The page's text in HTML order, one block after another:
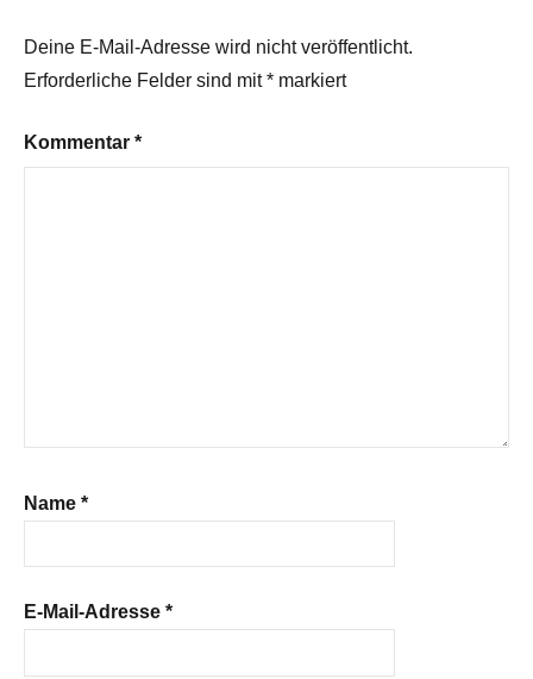
Deine E-Mail-Adresse wird nicht veröffentlicht.
Erforderliche Felder sind mit* markiert
Kommentar *
Name *
E-Mail-Adresse *